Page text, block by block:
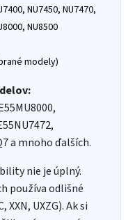
NU7450, NU7470,
NU8500
modely)
a mnoho ďalších.
nie je úplný.
používa odlišné
XXN, UXZG). Ak si